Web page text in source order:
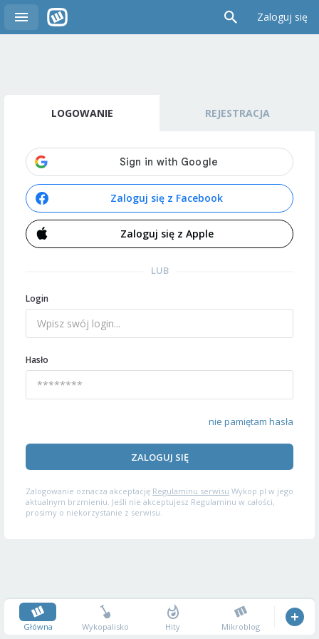
Zaloguj się
LOGOWANIE REJESTRACJA
Zaloguj się z Facebook
Zaloguj się z Apple
LUB
Login
Hasło
nie pamiętam hasła
ZALOGUJ SIĘ
Zalogowanie oznacza akceptację Regulaminu serwisu Wykop.pl w jego
aktualnym brzmieniu. Jeśli nie akceptujesz Regulaminu w całości,
prosimy o niekorzystanie z serwisu.
Główna Wykopalisko Hity Mikroblog